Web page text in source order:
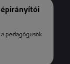
pedagógusok